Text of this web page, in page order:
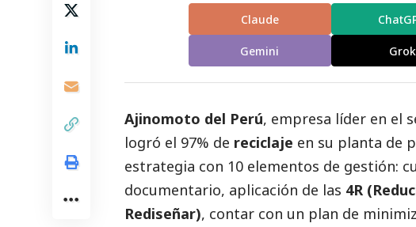
Claude
Gemini Grok
Ajinomoto del Perú, empresa líder en el
logró el 97% de reciclaje en su planta de
estrategia con 10 elementos de gestión:
documentario, aplicación de las 4R
Rediseñar), contar con un plan de